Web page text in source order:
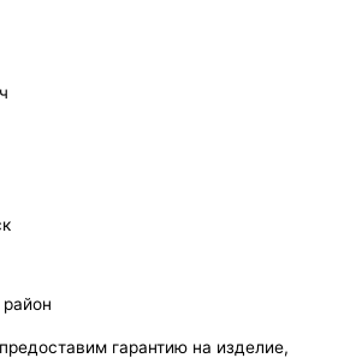
гарантию на изделие,